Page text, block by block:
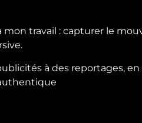
travail : capturer le
à des reportages,